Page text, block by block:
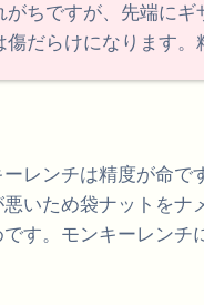
がちですが、先端に
傷だらけになります。
ーレンチは精度が命で
いため袋ナットをナ
す。モンキーレンチ